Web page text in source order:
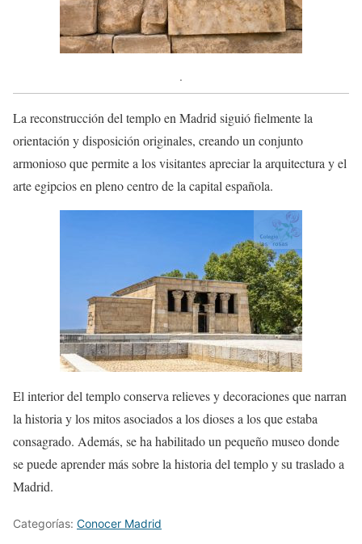
.
La reconstrucción del templo en Madrid siguió fielmente la
orientación y disposición originales, creando un conjunto
armonioso que permite a los visitantes apreciar la arquitectura y el
arte egipcios en pleno centro de la capital española.
El interior del templo conserva relieves y decoraciones que narran
la historia y los mitos asociados a los dioses a los que estaba
consagrado. Además, se ha habilitado un pequeño museo donde
se puede aprender más sobre la historia del templo y su traslado a
Madrid.
Categorías: Conocer Madrid